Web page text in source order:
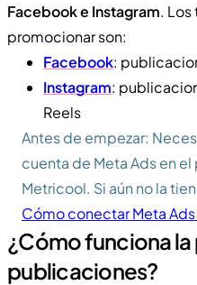
Facebook e Instagram.
promocionar son:
Facebook:
Instagram:
Reels
Antes de empezar:
cuenta de Meta Ads en el
Metricool. Si aún no la
Cómo conectar Meta
¿Cómo funciona
publicaciones?